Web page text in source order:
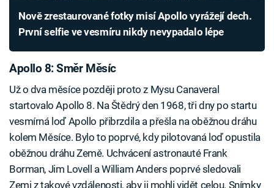
Nově zrestaurované fotky misí Apollo vyrážejí dech.
První selfie ve vesmíru nikdy nevypadalo lépe
Apollo 8: Směr Měsíc
Už o dva měsíce později proto z Mysu Canaveral
startovalo Apollo 8. Na Štědrý den 1968, tři dny po startu
vesmírná loď Apollo přibrzdila a přešla na oběžnou dráhu
kolem Měsíce. Bylo to poprvé, kdy pilotovaná loď opustila
oběžnou dráhu Země. Uchvácení astronauté Frank
Borman, Jim Lovell a William Anders poprvé sledovali
Zemi z takové vzdálenosti, aby ji mohli vidět celou. Snímky